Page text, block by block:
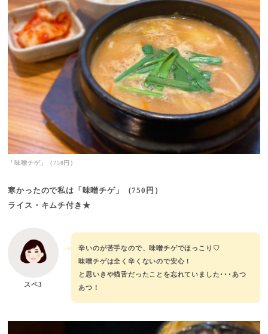
「味噌チゲ」（750円）
寒かったので私は「味噌チゲ」（750円）
ライス・キムチ付き★
スペ3
辛いのが苦手なので、味噌チゲでほっこり♡
味噌チゲは全く辛くないので安心！
と思いきや猫舌だったことを忘れていました･･･あつ
あつ！